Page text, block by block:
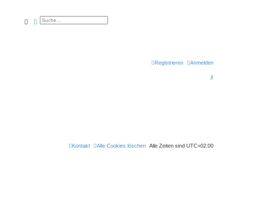
SucheErweiterte Suche
Anmelden
Registrieren
S
Alle Zeiten sind UTC+02:00
Alle Cookies löschen
Kontakt